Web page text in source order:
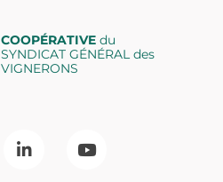
COOPÉRATIVEdu
SYNDICAT GÉNÉRAL des
VIGNERONS